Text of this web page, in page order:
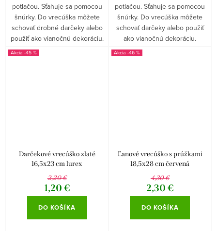
potlačou. Sťahuje sa pomocou
šnúrky. Do vrecúška môžete
schovať drobné darčeky alebo
použiť ako vianočnú dekoráciu.
potlačou. Sťahuje sa pomocou
šnúrky. Do vrecúška môžete
schovať darčeky alebo použiť
ako vianočnú dekoráciu.
-45 %
Darčekové vrecúško zlaté
16,5x23 cm lurex
2,20 €
1,20 €
DO KOŠÍKA
-46 %
Ľanové vrecúško s prúžkami
18,5x28 cm červená
4,30 €
2,30 €
DO KOŠÍKA